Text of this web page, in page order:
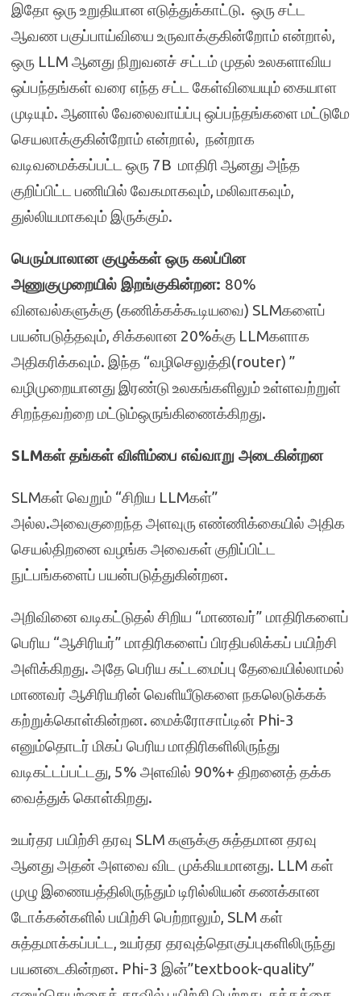
இதோ ஒரு உறுதியான எடுத்துக்காட்டு. ஒரு சட்ட
ஆவண பகுப்பாய்வியை உருவாக்குகின்றோம் என்றால்,
ஒரு LLM ஆனது நிறுவனச் சட்டம் முதல் உலகளாவிய
ஒப்பந்தங்கள் வரை எந்த சட்ட கேள்வியையும் கையாள
முடியும். ஆனால் வேலைவாய்ப்பு ஒப்பந்தங்களை மட்டுமே
செயலாக்குகின்றோம் என்றால், நன்றாக
வடிவமைக்கப்பட்ட ஒரு 7B மாதிரி ஆனது அந்த
குறிப்பிட்ட பணியில் வேகமாகவும், மலிவாகவும்,
துல்லியமாகவும் இருக்கும்.
பெரும்பாலானகுழுக்கள் ஒரு கலப்பின
அணுகுமுறையில் இறங்குகின்றன: 80%
வினவல்களுக்கு (கணிக்கக்கூடியவை) SLMகளைப்
பயன்படுத்தவும், சிக்கலான 20%க்கு LLMகளாக
அதிகரிக்கவும். இந்த “வழிசெலுத்தி(router) ”
வழிமுறையானது இரண்டு உலகங்களிலும் உள்ளவற்றுள்
சிறந்தவற்றை மட்டும்ஒருங்கிணைக்கிறது.
SLMகள் தங்கள் விளிம்பை எவ்வாறு அடைகின்றன
SLMகள் வெறும் “சிறிய LLMகள்”
அல்ல.அவைகுறைந்த அளவுரு எண்ணிக்கையில் அதிக
செயல்திறனை வழங்க அவைகள் குறிப்பிட்ட
நுட்பங்களைப் பயன்படுத்துகின்றன.
அறிவினை வடிகட்டுதல் சிறிய “மாணவர்” மாதிரிகளைப்
பெரிய “ஆசிரியர்” மாதிரிகளைப் பிரதிபலிக்கப் பயிற்சி
அளிக்கிறது. அதே பெரிய கட்டமைப்பு தேவையில்லாமல்
மாணவர் ஆசிரியரின் வெளியீடுகளை நகலெடுக்கக்
கற்றுக்கொள்கின்றன. மைக்ரோசாப்டின் Phi-3
எனும்தொடர் மிகப் பெரிய மாதிரிகளிலிருந்து
வடிகட்டப்பட்டது, 5% அளவில் 90%+ திறனைத் தக்க
வைத்துக் கொள்கிறது.
உயர்தர பயிற்சி தரவு SLM களுக்கு சுத்தமான தரவு
ஆனது அதன் அளவை விட முக்கியமானது. LLM கள்
முழு இணையத்திலிருந்தும் டிரில்லியன் கணக்கான
டோக்கன்களில் பயிற்சி பெற்றாலும், SLM கள்
சுத்தமாக்கப்பட்ட, உயர்தர தரவுத்தொகுப்புகளிலிருந்து
பயனடைகின்றன. Phi-3 இன்”textbook-quality”